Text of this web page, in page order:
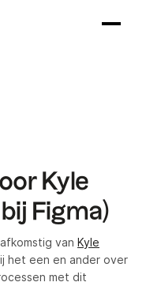
Kyle
Figma)
van Kyle
het een en ander over
met dit